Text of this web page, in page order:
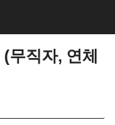
무직자, 연체